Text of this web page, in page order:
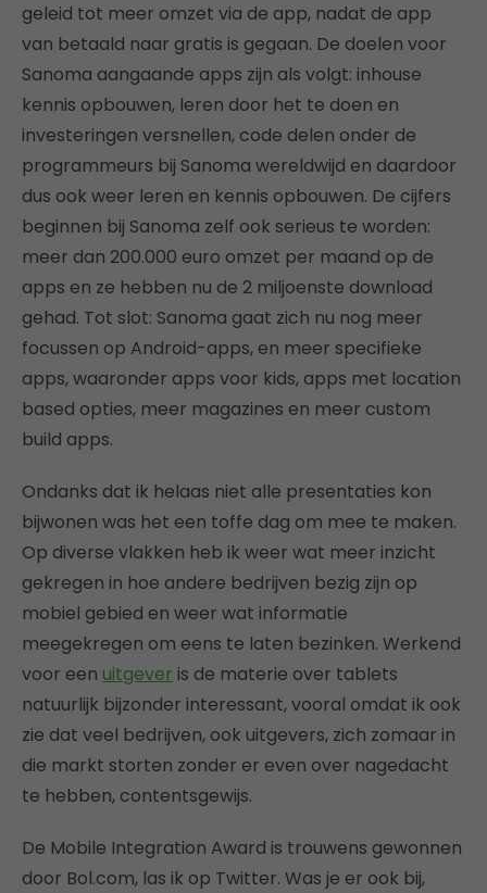
geleid tot meer omzet via de app, nadat de app
van betaald naar gratis is gegaan. De doelen voor
Sanoma aangaande apps zijn als volgt: inhouse
kennis opbouwen, leren door het te doen en
investeringen versnellen, code delen onder de
programmeurs bij Sanoma wereldwijd en daardoor
dus ook weer leren en kennis opbouwen. De cijfers
beginnen bij Sanoma zelf ook serieus te worden:
meer dan 200.000 euro omzet per maand op de
apps en ze hebben nu de 2 miljoenste download
gehad. Tot slot: Sanoma gaat zich nu nog meer
focussen op Android-apps, en meer specifieke
apps, waaronder apps voor kids, apps met location
based opties, meer magazines en meer custom
build apps.
Ondanks dat ik helaas niet alle presentaties kon
bijwonen was het een toffe dag om mee te maken.
Op diverse vlakken heb ik weer wat meer inzicht
gekregen in hoe andere bedrijven bezig zijn op
mobiel gebied en weer wat informatie
meegekregen om eens te laten bezinken. Werkend
voor een uitgever is de materie over tablets
natuurlijk bijzonder interessant, vooral omdat ik ook
zie dat veel bedrijven, ook uitgevers, zich zomaar in
die markt storten zonder er even over nagedacht
te hebben, contentsgewijs.
De Mobile Integration Award is trouwens gewonnen
door Bol.com, las ik op Twitter. Was je er ook bij,